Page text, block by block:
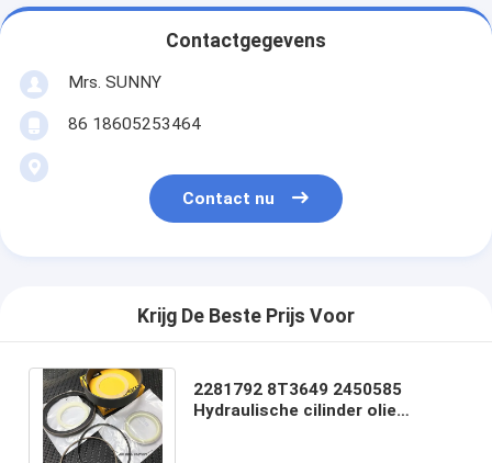
Contactgegevens
Mrs. SUNNY
86 18605253464
Contact nu
Krijg De Beste Prijs Voor
2281792 8T3649 2450585
Hydraulische cilinder olie